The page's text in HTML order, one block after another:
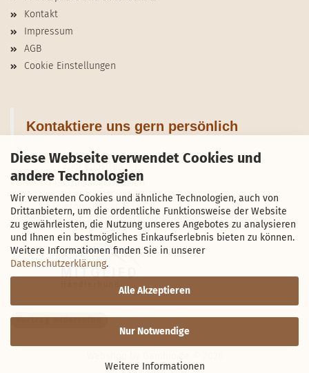
Diese Webseite verwendet Cookies und
andere Technologien
Wir verwenden Cookies und ähnliche Technologien, auch von
Drittanbietern, um die ordentliche Funktionsweise der Website
zu gewährleisten, die Nutzung unseres Angebotes zu analysieren
und Ihnen ein bestmögliches Einkaufserlebnis bieten zu können.
Weitere Informationen finden Sie in unserer
Datenschutzerklärung.
Alle Akzeptieren
Nur Notwendige
Weitere Informationen
Kontakt
Impressum
AGB
Cookie Einstellungen
Kontaktiere uns gern persönlich
Zum Kunstteich 1
06526 Sangerhausen
Telefon: 0173 4013330
E-Mail:Holz-Harz@web.de
Vertrag widerrufen